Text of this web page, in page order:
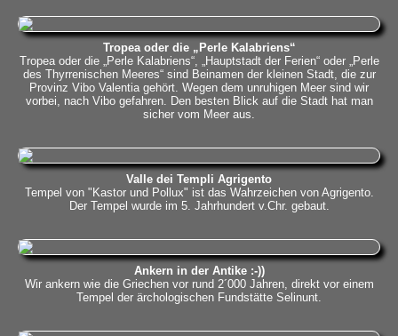
Tropea oder die „Perle Kalabriens“
Tropea oder die „Perle Kalabriens“, „Hauptstadt der Ferien“ oder „Perle
des Thyrrenischen Meeres“ sind Beinamen der kleinen Stadt, die zur
Provinz Vibo Valentia gehört. Wegen dem unruhigen Meer sind wir
vorbei, nach Vibo gefahren. Den besten Blick auf die Stadt hat man
sicher vom Meer aus.
Valle dei Templi Agrigento
Tempel von "Kastor und Pollux" ist das Wahrzeichen von Agrigento.
Der Tempel wurde im 5. Jahrhundert v.Chr. gebaut.
Ankern in der Antike :-))
Wir ankern wie die Griechen vor rund 2´000 Jahren, direkt vor einem
Tempel der ärchologischen Fundstätte Selinunt.